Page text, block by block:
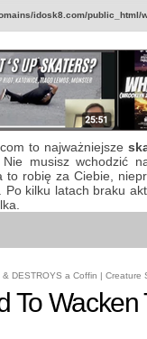
idosk8.com/public_html/
.com to najważniejsze
Nie musisz wchodzić
to robię za Ciebie,
Po kilku latach braku
DESTROYS a Coffin |
To Wacken